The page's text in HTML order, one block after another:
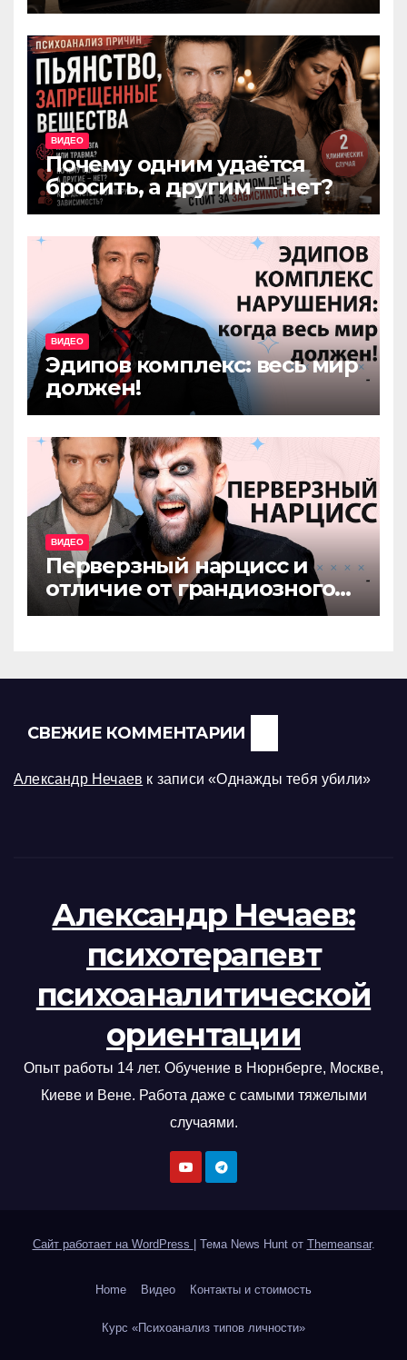
ВИДЕО
Почему одним удаётся
бросить, а другим — нет?
ВИДЕО
Эдипов комплекс: весь мир
должен!
ВИДЕО
Перверзный нарцисс и
отличие от грандиозного
нарцисса
СВЕЖИЕ КОММЕНТАРИИ
Александр Нечаев к записи«Однажды тебя убили»
Александр Нечаев:
психотерапевт
психоаналитической
ориентации
Опыт работы 14 лет. Обучение в Нюрнберге, Москве,
Киеве и Вене. Работа даже с самыми тяжелыми
случаями.
Сайт работает на WordPress Тема News Hunt от Themeansar.
Home Видео Контакты и стоимость
Курс «Психоанализ типов личности»